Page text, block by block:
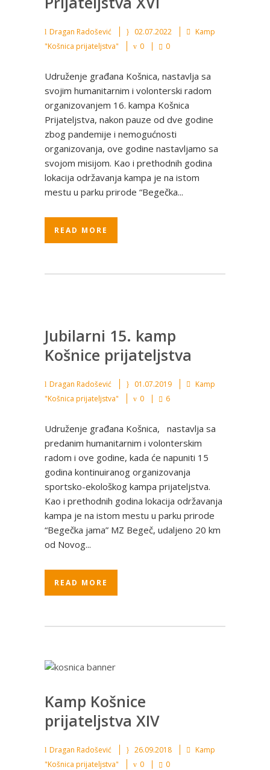
Dragan Radošević 02.07.2022
Kamp
"Košnica prijateljstva"
0 0
Udruženje građana Košnica, nastavlja sa
svojim humanitarnim i volonterski radom
organizovanjem 16. kampa Košnica
Prijateljstva, nakon pauze od dve godine
zbog pandemije i nemogućnosti
organizovanja, ove godine nastavljamo sa
svojom misijom. Kao i prethodnih godina
lokacija održavanja kampa je na istom
mestu u parku prirode “Begečka...
READ MORE
Jubilarni 15. kamp
Košnice prijateljstva
Dragan Radošević 01.07.2019
Kamp
"Košnica prijateljstva"
0 6
Udruženje građana Košnica, nastavlja sa
predanim humanitarnim i volonterskim
radom i ove godine, kada će napuniti 15
godina kontinuiranog organizovanja
sportsko-ekološkog kampa prijateljstva.
Kao i prethodnih godina lokacija održavanja
kampa je na istom mestu u parku prirode
“Begečka jama” MZ Begeč, udaljeno 20 km
od Novog...
READ MORE
Kamp Košnice
prijateljstva XIV
Dragan Radošević 26.09.2018
Kamp
"Košnica prijateljstva"
0 0